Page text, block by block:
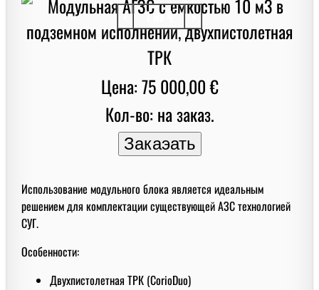
< 1 из 4 >
Цена: 75 000,00 €
Кол-во: на заказ.
Использование модульного блока является идеальным
решением для комплектации существующей АЗС технологией
СУГ.
Особенности:
Двухпистолетная ТРК (CorioDuo)